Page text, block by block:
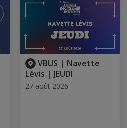
VBUS | Navette
Lévis | JEUDI
27 août 2026